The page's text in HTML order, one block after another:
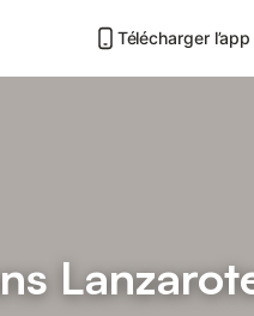
Télécharger l’app